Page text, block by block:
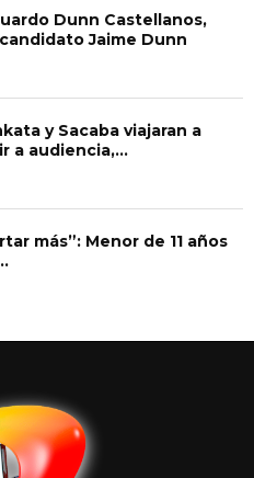
Dunn Castellanos,
Jaime Dunn
y Sacaba viajaran a
a audiencia,...
más”: Menor de 11 años